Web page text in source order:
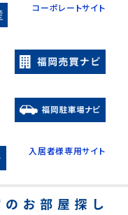
コーポレートサイト
入居者様専用サイト